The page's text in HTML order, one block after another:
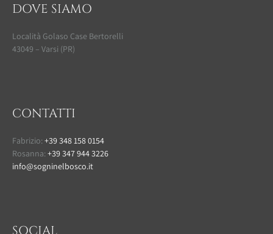
DOVE SIAMO
Località Golaso Case Bertorelli
43049 – Varsi (PR)
CONTATTI
Fabrizio:+39 348 158 0154
Rosanna:+39 347 944 3226
info@sogninelbosco.it
SOCIAL